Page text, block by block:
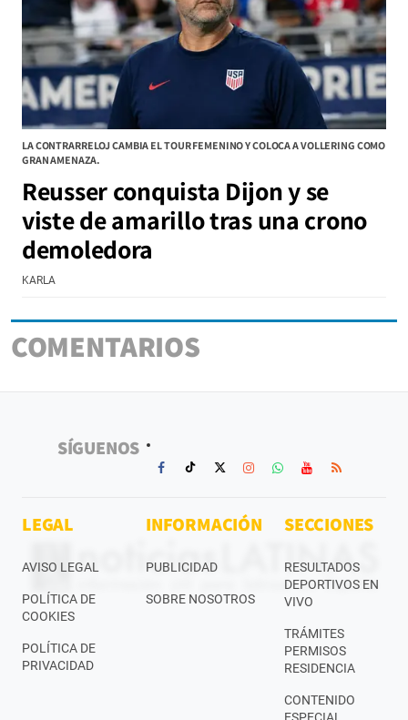
LA CONTRARRELOJ CAMBIA EL TOUR FEMENINO Y COLOCA A VOLLERING COMO
GRAN AMENAZA.
Reusser conquista Dijon y se
viste de amarillo tras una crono
demoledora
KARLA
COMENTARIOS
SÍGUENOS
LEGAL
AVISO LEGAL
POLÍTICA DE
COOKIES
POLÍTICA DE
PRIVACIDAD
INFORMACIÓN
PUBLICIDAD
SOBRE NOSOTROS
SECCIONES
RESULTADOS
DEPORTIVOS EN
VIVO
TRÁMITES
PERMISOS
RESIDENCIA
CONTENIDO